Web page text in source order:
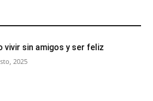
vivir sin amigos y ser feliz
2025